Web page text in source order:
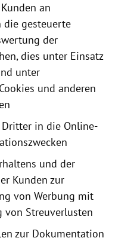
an
die gesteuerte
der
dies unter Einsatz
unter
Cookies und anderen
in die Online-
und der
Kunden zur
von Werbung mit
von Streuverlusten
zur Dokumentation